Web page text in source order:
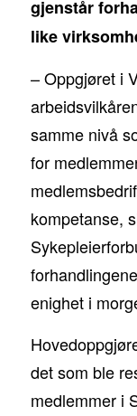
gjenstår
like
– Oppgjøret i
samme nivå
for
kompetanse,
enighet i
det som ble
medlemmer i